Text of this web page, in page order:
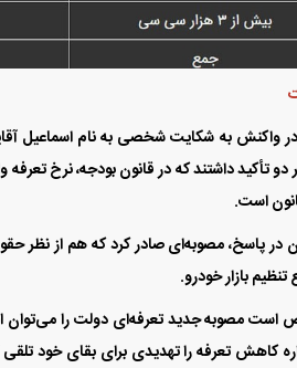
واکنش به شکایت شخصی به نام اسماعیل
است.
در پاسخ، مصوبه‌ای صادر کرد که هم از نظر
تنظیم بازار خودرو.
مصوبه جدید تعرفه‌ای دولت را می‌توان
کاهش تعرفه را تهدیدی برای بقای خود